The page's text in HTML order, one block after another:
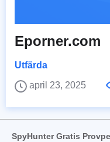
Eporner.com
Utfärda
april 23, 2025
SpyHunter Gratis